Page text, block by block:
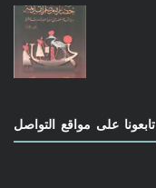
تابعونا على مواقع التواصل